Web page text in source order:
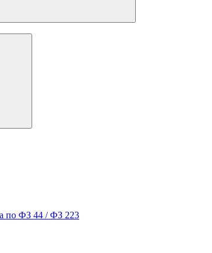
по ФЗ 44 / ФЗ 223